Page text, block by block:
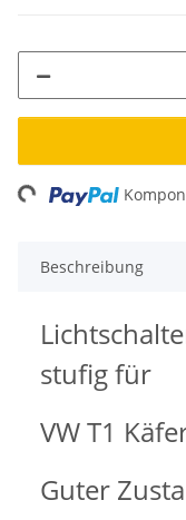
Beschreibung
stufig für
VW T1
Guter